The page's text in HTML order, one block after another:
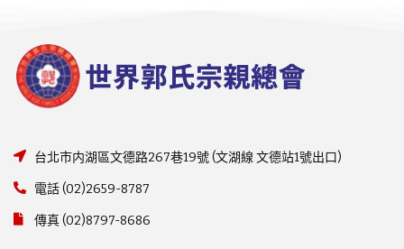
台北市内湖區文德路267巷19號 (文湖線 文德站1號出口)
電話 (02)2659-8787
傳真 (02)8797-8686